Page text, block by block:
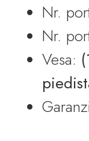
Nr.
Nr.
Vesa: